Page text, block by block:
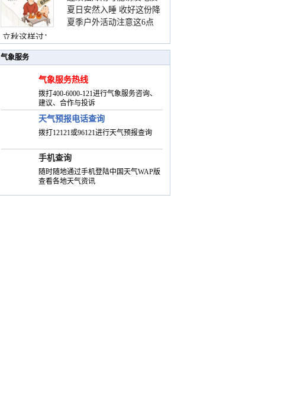
立秋这样过：
灾害 这些前兆要知道
夏日安然入睡 收好这份降
温小贴士
夏季户外活动注意这6点
气象服务
气象服务热线
拨打400-6000-121进行气象服务咨询、
建议、合作与投诉
天气预报电话查询
拨打12121或96121进行天气预报查询
手机查询
随时随地通过手机登陆中国天气WAP版
查看各地天气资讯